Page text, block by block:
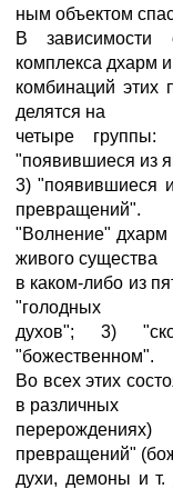
ным объектом
В зависимости
комплекса дхарм и
комбинаций этих
делятся на
четыре
"появившиеся из
3) "появившиеся
превращений".
"Волнение" дхарм
живого существа
в каком-либо из
"голодных
духов"; 3)
"божественном".
Во всех этих
в различных
превращений"
духи, демоны и